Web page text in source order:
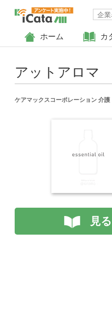
ホーム カ
アットアロマ
ケアマックスコーポレーション 介
見る